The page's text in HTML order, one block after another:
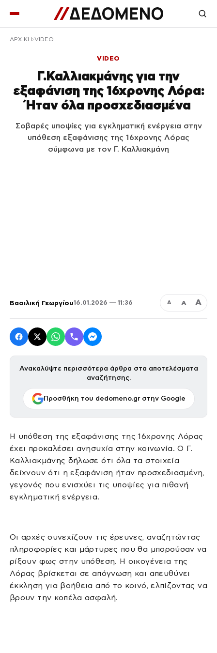
ΑΡΧΙΚΉ VIDEO
VIDEO
Γ.Καλλιακμάνης για την
εξαφάνιση της 16χρονης Λόρα:
Ήταν όλα προσχεδιασμένα
Σοβαρές υποψίες για εγκληματική ενέργεια στην
υπόθεση εξαφάνισης της 16χρονης Λόρας
σύμφωνα με τον Γ. Καλλιακμάνη
Βασιλική Γεωργίου16.01.2026 — 11:36 Α Α Α
Ανακαλύψτε περισσότερα άρθρα στα αποτελέσματα
αναζήτησης.
Προσθήκη του dedomeno.gr στην Google
Η υπόθεση της εξαφάνισης της 16χρονης Λόρας
έχει προκαλέσει ανησυχία στην κοινωνία. Ο Γ.
Καλλιακμάνης δήλωσε ότι όλα τα στοιχεία
δείχνουν ότι η εξαφάνιση ήταν προσχεδιασμένη,
γεγονός που ενισχύει τις υποψίες για πιθανή
εγκληματική ενέργεια.
Οι αρχές συνεχίζουν τις έρευνες, αναζητώντας
πληροφορίες και μάρτυρες που θα μπορούσαν να
ρίξουν φως στην υπόθεση. Η οικογένεια της
Λόρας βρίσκεται σε απόγνωση και απευθύνει
έκκληση για βοήθεια από το κοινό, ελπίζοντας να
βρουν την κοπέλα ασφαλή.